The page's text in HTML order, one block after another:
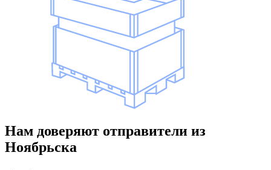
Нам доверяют отправители из
Ноябрьска